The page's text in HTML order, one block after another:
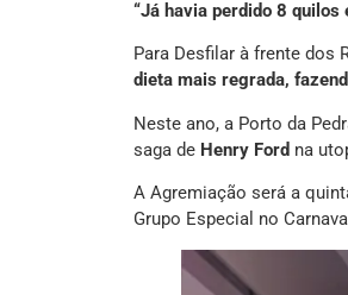
“Já havia perdido 8
Para Desfilar à frente dos
dieta mais regrada,
Neste ano, a Porto da
saga de Henry Ford na
A Agremiação será a
Grupo Especial no